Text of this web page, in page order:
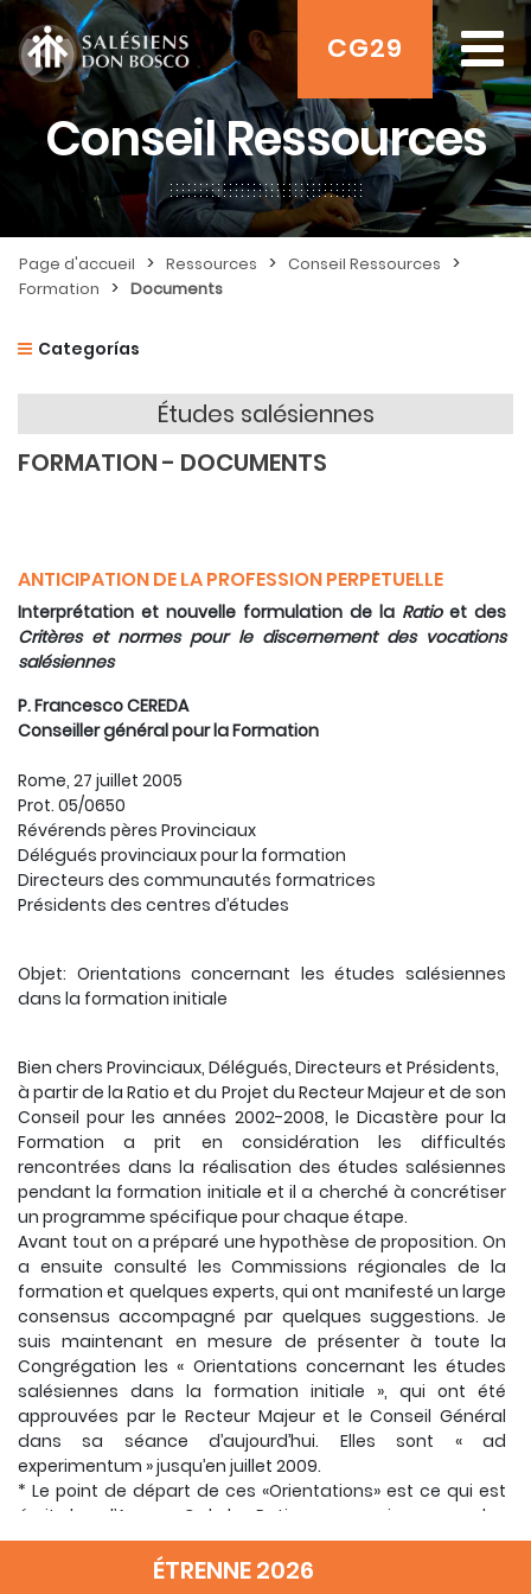
CG29
Conseil Ressources
Page d'accueil > Ressources > Conseil Ressources >
Formation > Documents
Categorías
Études salésiennes
FORMATION - DOCUMENTS
ANTICIPATION DE LA PROFESSION PERPETUELLE
Interprétation et nouvelle formulation de la Ratioet des
Critères et normes pour le discernement des vocations
salésiennes
P. Francesco CEREDA
Conseiller général pour la Formation
Rome, 27 juillet 2005
Prot. 05/0650
Révérends pères Provinciaux
Délégués provinciaux pour la formation
Directeurs des communautés formatrices
Présidents des centres d’études
Objet: Orientations concernant les études salésiennes
dans la formation initiale
Bien chers Provinciaux, Délégués, Directeurs et Présidents,
à partir de la Ratio et du Projet du Recteur Majeur et de son
Conseil pour les années 2002-2008, le Dicastère pour la
Formation a prit en considération les difficultés
rencontrées dans la réalisation des études salésiennes
pendant la formation initiale et il a cherché à concrétiser
un programme spécifique pour chaque étape.
Avant tout on a préparé une hypothèse de proposition. On
a ensuite consulté les Commissions régionales de la
formation et quelques experts, qui ont manifesté un large
consensus accompagné par quelques suggestions. Je
suis maintenant en mesure de présenter à toute la
Congrégation les « Orientations concernant les études
salésiennes dans la formation initiale », qui ont été
approuvées par le Recteur Majeur et le Conseil Général
dans sa séance d’aujourd’hui. Elles sont « ad
experimentum » jusqu’en juillet 2009.
* Le point de départ de ces «Orientations» est ce qui est
écrit dans l’Annexe 3 de la «Ratio» en ce qui concerne les
discipline salésiennes. Les indications de cet Annexe ont
été exprimées ici en cours d’enseignement, selon une
ÉTRENNE 2026